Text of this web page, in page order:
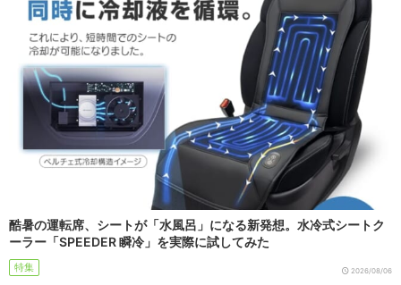
酷暑の運転席、シートが「水風呂」になる新発想。水冷式シートク
ーラー「SPEEDER 瞬冷」を実際に試してみた
特集 2026/08/06